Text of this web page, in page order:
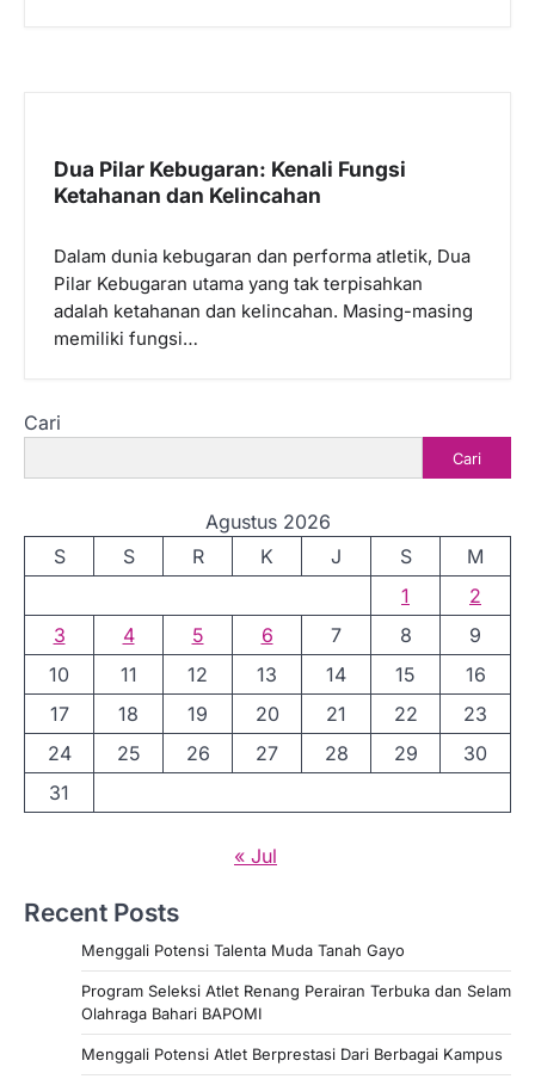
Dua Pilar Kebugaran: Kenali Fungsi
Ketahanan dan Kelincahan
Dalam dunia kebugaran dan performa atletik, Dua
Pilar Kebugaran utama yang tak terpisahkan
adalah ketahanan dan kelincahan. Masing-masing
memiliki fungsi…
Cari
Cari
Agustus 2026
S
S R K J S
M
1
2
3
4 5 6 7 8
9
10
11 12 13 14 15
16
17
18 19 20 21 22
23
24
25 26 27 28 29
30
31
« Jul
Recent Posts
Menggali Potensi Talenta Muda Tanah Gayo
Program Seleksi Atlet Renang Perairan Terbuka dan Selam
Olahraga Bahari BAPOMI
Menggali Potensi Atlet Berprestasi Dari Berbagai Kampus